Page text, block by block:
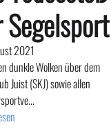
2021
dunkle Wolken über dem
Juist (SKJ) sowie allen